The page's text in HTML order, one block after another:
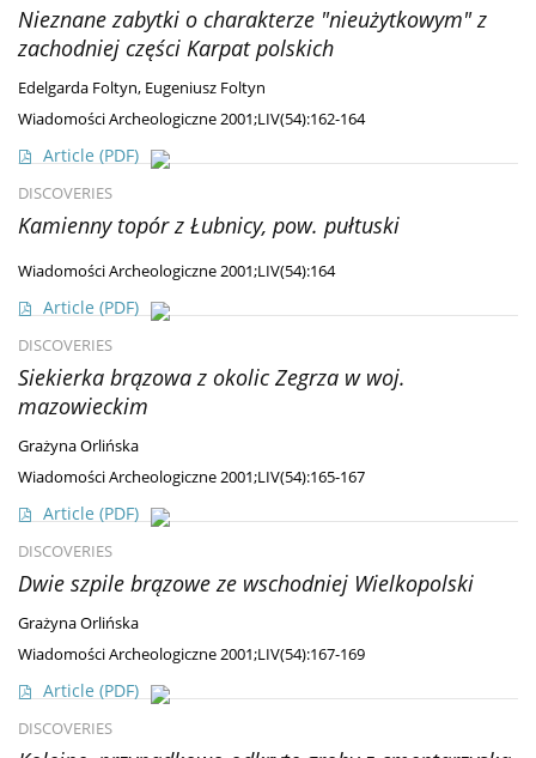
Nieznane zabytki o charakterze "nieużytkowym" z
zachodniej części Karpat polskich
Edelgarda Foltyn, Eugeniusz Foltyn
Wiadomości Archeologiczne 2001;LIV(54):162-164
Article (PDF)
DISCOVERIES
Kamienny topór z Łubnicy, pow. pułtuski
Wiadomości Archeologiczne 2001;LIV(54):164
Article (PDF)
DISCOVERIES
Siekierka brązowa z okolic Zegrza w woj.
mazowieckim
Grażyna Orlińska
Wiadomości Archeologiczne 2001;LIV(54):165-167
Article (PDF)
DISCOVERIES
Dwie szpile brązowe ze wschodniej Wielkopolski
Grażyna Orlińska
Wiadomości Archeologiczne 2001;LIV(54):167-169
Article (PDF)
DISCOVERIES